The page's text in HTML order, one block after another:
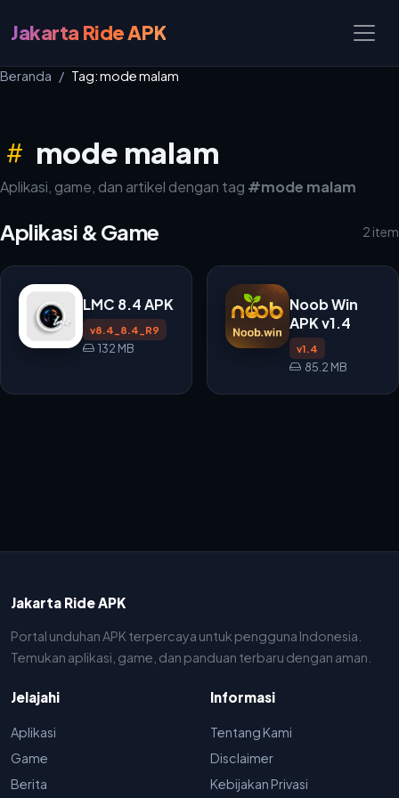
Jakarta Ride APK
Beranda Tag: mode malam
mode malam
Aplikasi, game, dan artikel dengan tag #mode malam
Aplikasi & Game 2 item
LMC 8.4 APK
v8.4_8.4_R9
132 MB
Noob Win
APK v1.4
v1.4
85.2 MB
Jakarta Ride APK
Portal unduhan APK terpercaya untuk pengguna Indonesia.
Temukan aplikasi, game, dan panduan terbaru dengan aman.
Jelajahi
Aplikasi
Game
Berita
Informasi
Tentang Kami
Disclaimer
Kebijakan Privasi